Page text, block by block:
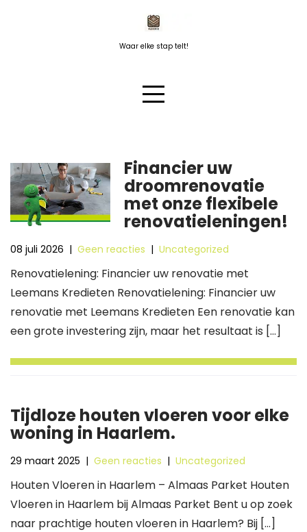
Waar elke stap telt!
Financier uw
droomrenovatie
met onze flexibele
renovatieleningen!
08 juli 2026 | Geen reacties | Uncategorized
Renovatielening: Financier uw renovatie met
Leemans Kredieten Renovatielening: Financier uw
renovatie met Leemans Kredieten Een renovatie kan
een grote investering zijn, maar het resultaat is […]
Tijdloze houten vloeren voor elke
woning in Haarlem.
29 maart 2025 | Geen reacties | Uncategorized
Houten Vloeren in Haarlem – Almaas Parket Houten
Vloeren in Haarlem bij Almaas Parket Bent u op zoek
naar prachtige houten vloeren in Haarlem? Bij […]